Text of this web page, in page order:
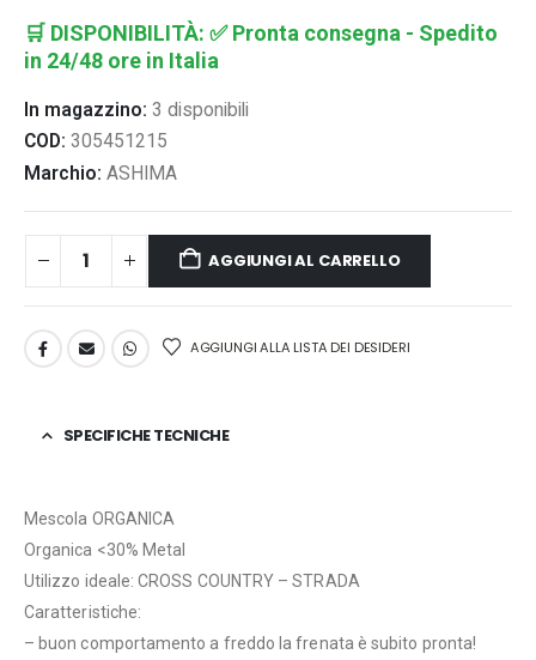
🛒 DISPONIBILITÀ: ✅ Pronta consegna - Spedito
in 24/48 ore in Italia
In magazzino: 3 disponibili
COD: 305451215
Marchio: ASHIMA
AGGIUNGI AL CARRELLO
AGGIUNGI ALLA LISTA DEI DESIDERI
SPECIFICHE TECNICHE
Mescola ORGANICA
Organica <30% Metal
Utilizzo ideale: CROSS COUNTRY – STRADA
Caratteristiche:
– buon comportamento a freddo la frenata è subito pronta!